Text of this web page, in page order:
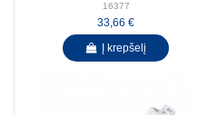
16377
33,66 €
Į krepšelį